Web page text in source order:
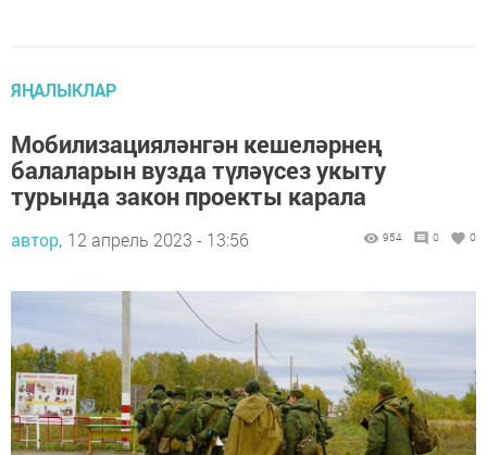
ЯҢАЛЫКЛАР
Мобилизацияләнгән кешеләрнең
балаларын вузда түләүсез укыту
турында закон проекты карала
автор, 12 апрель 2023 - 13:56 954 0 0